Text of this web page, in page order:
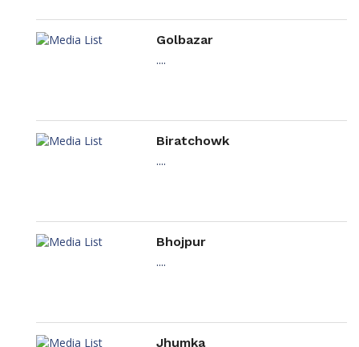
Golbazar
....
Biratchowk
....
Bhojpur
....
Jhumka